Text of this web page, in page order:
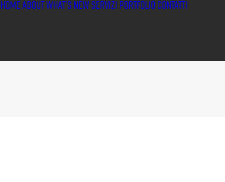
HOMEABOUTWHAT’S NEWSERVIZI PORTFOLIO CONTATTI